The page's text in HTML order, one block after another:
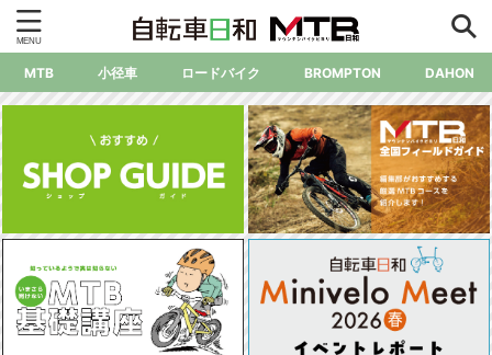
MTB 小径車 ロードバイク BROMPTON DAHON